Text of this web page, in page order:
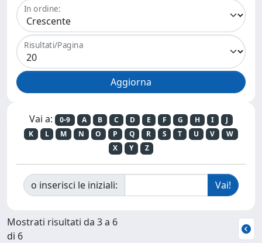
In ordine:
Risultati/Pagina
Vai a: 0-9 A B C D E F G H I
J
K
L M N O P Q R S T U V
W
X
Y Z
o inserisci le iniziali:
Mostrati risultati da 3 a 6
di 6